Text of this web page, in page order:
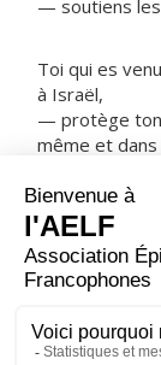
— soutiens les
Toi qui es
à Israël,
— protège ton
même et dans
NOTRE PÈRE
ORAISON
force, afin
par